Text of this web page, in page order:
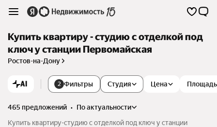
Купить квартиру - студию с отделкой под
ключ у станции Первомайская
Ростов-на-Дону
AI 2 Фильтры Студия Цена Площадь
465 предложений •
по актуальности
Купить квартиру-студию с отделкой под ключ у станции